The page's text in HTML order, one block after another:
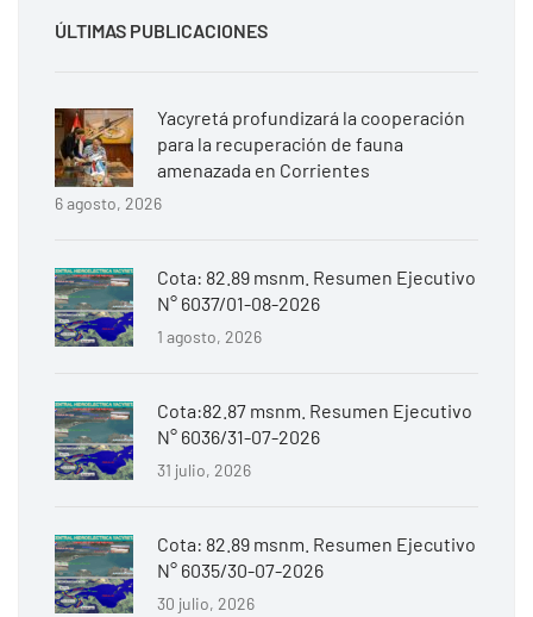
ÚLTIMAS PUBLICACIONES
Yacyretá profundizará la cooperación
para la recuperación de fauna
amenazada en Corrientes
6 agosto, 2026
Cota: 82.89 msnm. Resumen Ejecutivo
N° 6037/01-08-2026
1 agosto, 2026
Cota:82.87 msnm. Resumen Ejecutivo
N° 6036/31-07-2026
31 julio, 2026
Cota: 82.89 msnm. Resumen Ejecutivo
N° 6035/30-07-2026
30 julio, 2026